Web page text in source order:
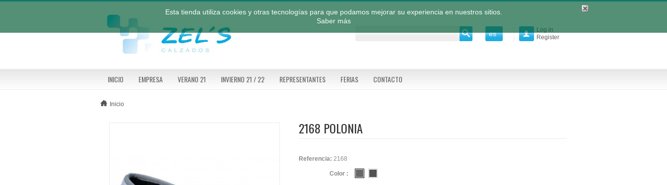

Log in
Register
es
INICIO EMPRESA VERANO 21 INVIERNO 21 / 22 REPRESENTANTES FERIAS CONTACTO
Inicio
2168 POLONIA
Referencia: 2168
Color :
Esta tienda utiliza cookies y otras tecnologías para que podamos mejorar su experiencia en nuestros sitios.
Saber más